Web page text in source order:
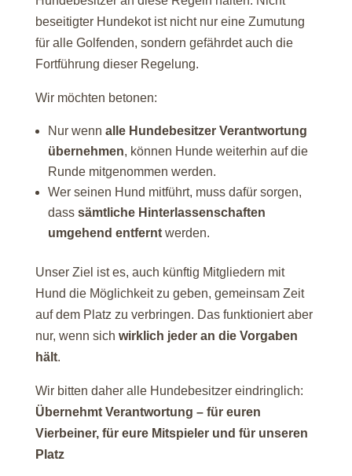
beseitigter Hundekot ist nicht nur eine Zumutung
für alle Golfenden, sondern gefährdet auch die
Fortführung dieser Regelung.
Wir möchten betonen:
Nur wenn alle Hundebesitzer Verantwortung
übernehmen, können Hunde weiterhin auf die
Runde mitgenommen werden.
Wer seinen Hund mitführt, muss dafür sorgen,
dass sämtliche Hinterlassenschaften
umgehend entferntwerden.
Unser Ziel ist es, auch künftig Mitgliedern mit
Hund die Möglichkeit zu geben, gemeinsam Zeit
auf dem Platz zu verbringen. Das funktioniert aber
nur, wenn sich wirklich jeder an die Vorgaben
hält.
Wir bitten daher alle Hundebesitzer eindringlich:
Übernehmt Verantwortung – für euren
Vierbeiner, für eure Mitspieler und für unseren
Platz